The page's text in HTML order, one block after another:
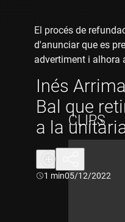
Inés
Bal que
a la
Durada:
1 min05/12/2022
El procés de
d'anunciar que es
advertiment i alhora
CLIPS